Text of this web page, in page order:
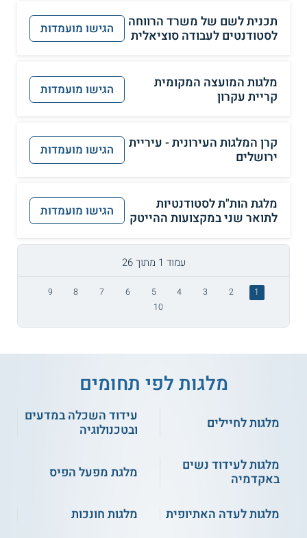
תכנית לשם של משרד הרווחה
לסטודנטים לעבודה סוציאלית
הגישו מועמדות
מלגות המועצה המקומית
קריית עקרון
הגישו מועמדות
קרן המלגות העירונית - עיריית
ירושלים
הגישו מועמדות
מלגת הות"ת לסטודנטיות
לתואר שני במקצועות ההייטק
הגישו מועמדות
עמוד 1 מתוך 26
1
2
3
4
5
6
7
8
9
10
מלגות לפי תחומים
מלגות לחיילים
עידוד השכלה במדעים
ובטכנולוגיה
מלגות לעידוד נשים
באקדמיה
מלגת מפעל הפיס
מלגות לעדה האתיופית
מלגות חונכות